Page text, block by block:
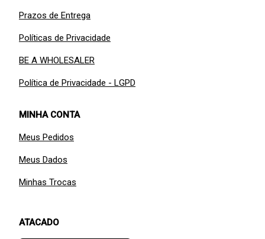
Prazos de Entrega
Políticas de Privacidade
BE A WHOLESALER
Política de Privacidade - LGPD
MINHA CONTA
Meus Pedidos
Meus Dados
Minhas Trocas
ATACADO